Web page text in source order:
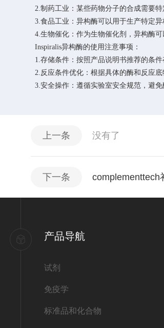
2.制药工业：某些药物分子的合成需要特
3.食品工业：异构酶可以用于生产特定异
4.生物催化：作为生物催化剂，异构酶可
Inspiralis异构酶的使用注意事项：
1.存储条件：按照产品说明书推荐的条件
2.反应条件优化：根据具体的酶和反应底
3.安全操作：遵循实验室安全规范，避免
上一条 没有了
下一条 complementtech
产品导航
试剂
免疫学
标准品和化合物